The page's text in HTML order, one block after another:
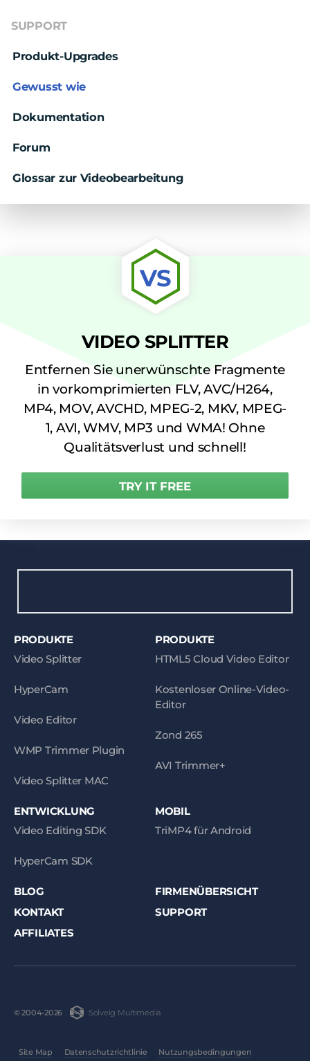
SUPPORT
Produkt-Upgrades
Gewusst wie
Dokumentation
Forum
Glossar zur Videobearbeitung
VS
VIDEO SPLITTER
Entfernen Sie unerwünschte Fragmente
in vorkomprimierten FLV, AVC/H264,
MP4, MOV, AVCHD, MPEG-2, MKV, MPEG-
1, AVI, WMV, MP3 und WMA! Ohne
Qualitätsverlust und schnell!
TRY IT FREE
PRODUKTE
Video Splitter
HyperCam
Video Editor
WMP Trimmer Plugin
Video Splitter MAC
PRODUKTE
HTML5 Cloud Video Editor
Kostenloser Online-Video-
Editor
Zond 265
AVI Trimmer+
ENTWICKLUNG
Video Editing SDK
HyperCam SDK
MOBIL
TriMP4 für Android
BLOG
FIRMENÜBERSICHT
KONTAKT
SUPPORT
AFFILIATES
© 2004-2026 Solveig Multimedia
Site Map Datenschutzrichtlinie Nutzungsbedingungen